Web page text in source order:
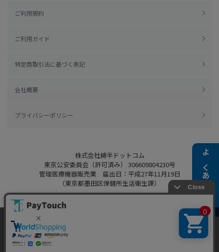
よくある質問
ご利用規約
ご利用ガイド
特定商取引法に基づく表記
会社概要
プライバシーポリシー
株式会社綿半ドットコム
東京公安委員会（許可済み） 306609804230号
管理医療機器販売業 届出日：平成27年11月19日
（東京都墨田区保健所生活衛生課）
Copyright 2022
Powered by Watahan Partners Co., Ltd.
当ウェブサイトでは、お客様により良いサービス
をご提供するため、クッキーを利用しています。
サイト利用を継続することにより、クッキーの使
同意する